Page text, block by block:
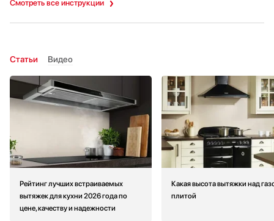
Смотреть все инструкции
Статьи Видео
Рейтинг лучших встраиваемых
вытяжек для кухни 2026 года по
цене, качеству и надежности
Какая высота вытяжки над
плитой